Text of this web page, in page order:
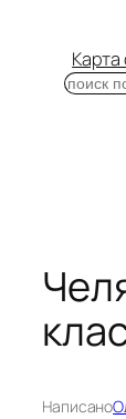
Карта
Поиск
Написано